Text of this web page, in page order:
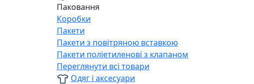
Паковання
Коробки
Пакети
Пакети з повітряною вставкою
Пакети поліетиленові з клапаном
Переглянути всі товари
Одяг і аксесуари